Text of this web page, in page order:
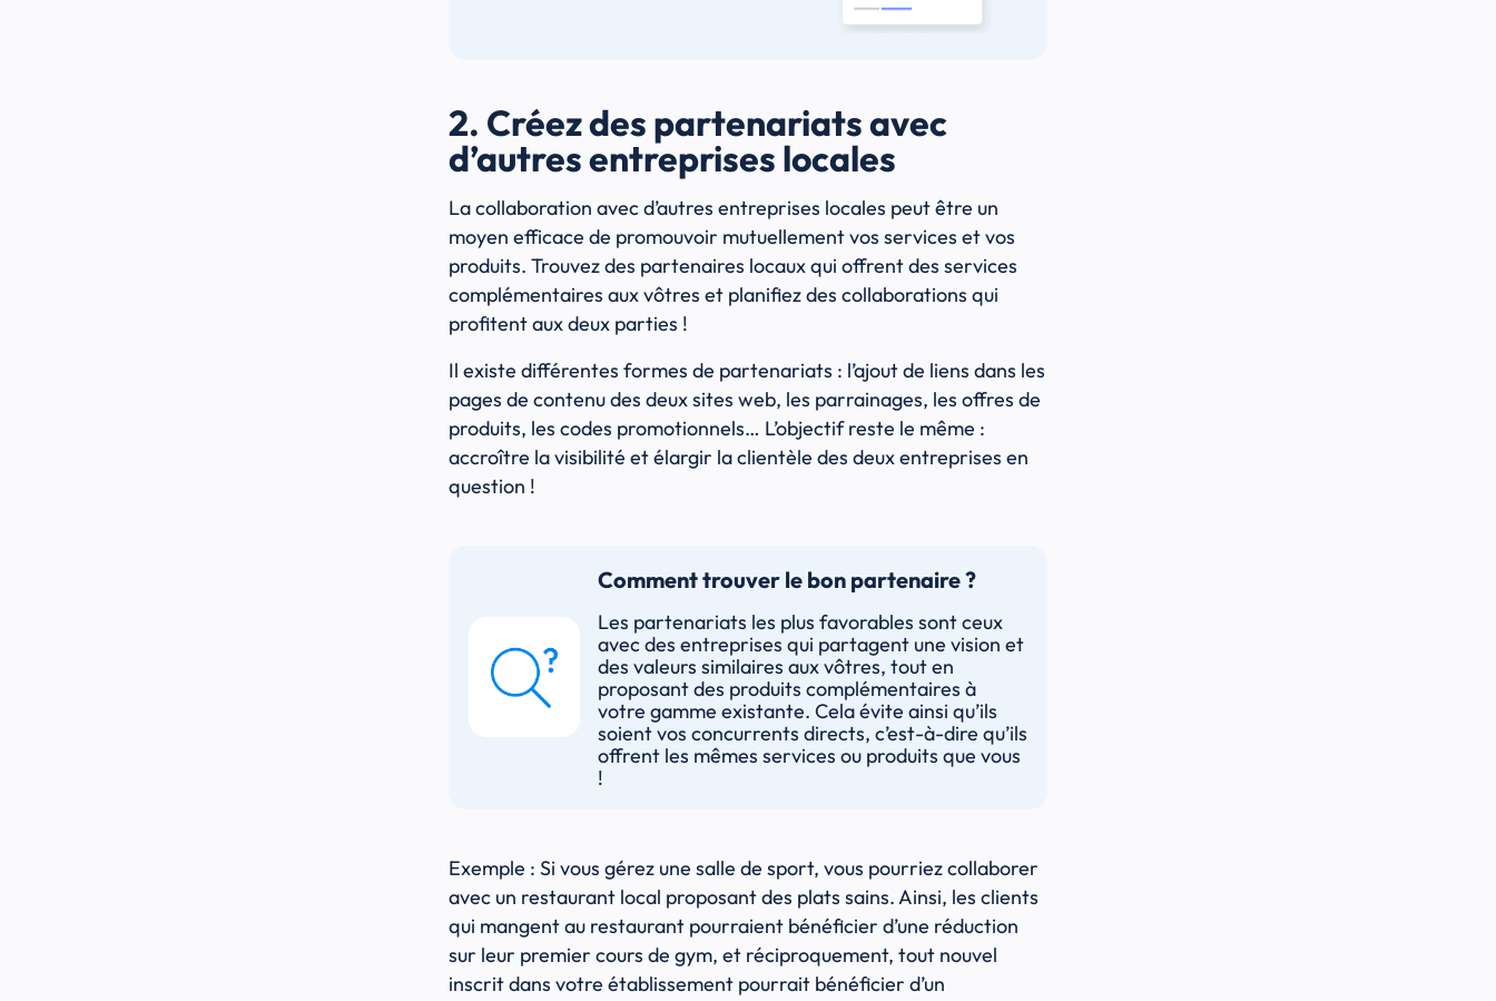
2. Créez des partenariats avec
d’autres entreprises locales
La collaboration avec d’autres entreprises locales peut être un
moyen efficace de promouvoir mutuellement vos services et vos
produits. Trouvez des partenaires locaux qui offrent des services
complémentaires aux vôtres et planifiez des collaborations qui
profitent aux deux parties !
Il existe différentes formes de partenariats : l’ajout de liens dans les
pages de contenu des deux sites web, les parrainages, les offres de
produits, les codes promotionnels… L’objectif reste le même :
accroître la visibilité et élargir la clientèle des deux entreprises en
question !
Comment trouver le bon partenaire ?
Les partenariats les plus favorables sont ceux
avec des entreprises qui partagent une vision et
des valeurs similaires aux vôtres, tout en
proposant des produits complémentaires à
votre gamme existante. Cela évite ainsi qu’ils
soient vos concurrents directs, c’est-à-dire qu’ils
offrent les mêmes services ou produits que vous
!
Exemple : Si vous gérez une salle de sport, vous pourriez collaborer
avec un restaurant local proposant des plats sains. Ainsi, les clients
qui mangent au restaurant pourraient bénéficier d’une réduction
sur leur premier cours de gym, et réciproquement, tout nouvel
inscrit dans votre établissement pourrait bénéficier d’un